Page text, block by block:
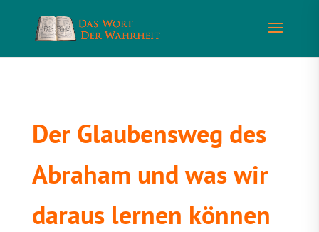
Der Glaubensweg des
Abraham und was wir
daraus lernen können